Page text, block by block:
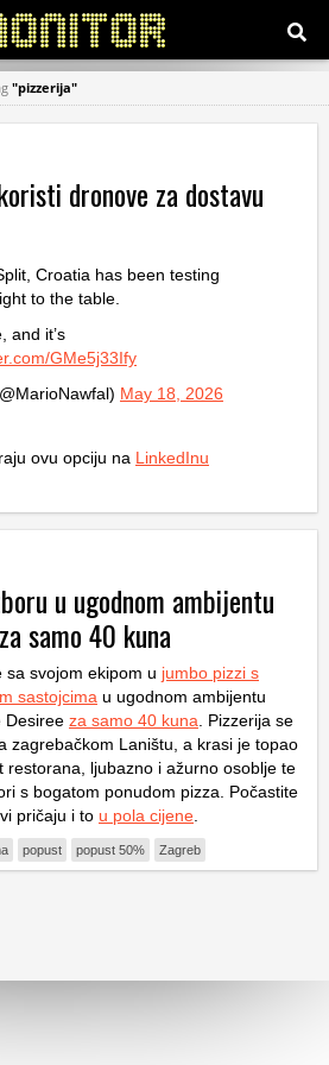
"pizzerija"
dronove za dostavu
Croatia has been testing
to the table.
and it’s
GMe5j33Ify
May 18, 2026
ovu opciju na LinkedInu
u ugodnom ambijentu
samo 40 kuna
sa svojom ekipom u jumbo pizzi s
sastojcima u ugodnom ambijentu
Desiree za samo 40 kuna . Pizzerija se
zagrebačkom Laništu, a krasi je topao
restorana, ljubazno i ažurno osoblje te
s bogatom ponudom pizza. Počastite
pričaju i to u pola cijene
popust popust 50% Zagreb